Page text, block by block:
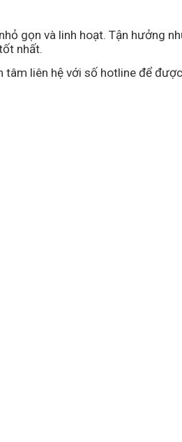
gọn và linh hoạt. Tận hưởng
nhất.
tâm liên hệ với số hotline để